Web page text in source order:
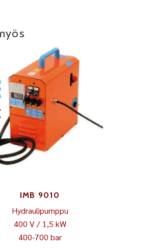
IMB 9010
Hydraulipumppu
400 V / 1,5 kW
400-700 bar